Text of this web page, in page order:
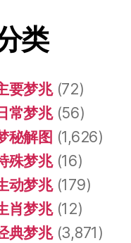
类
要梦兆(72)
常梦兆(56)
秘解图 (1,626)
殊梦兆(16)
动梦兆(179)
肖梦兆(12)
典梦兆(3,871)